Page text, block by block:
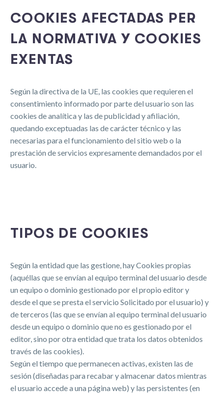
COOKIES AFECTADAS PER
LA NORMATIVA Y COOKIES
EXENTAS
Según la directiva de la UE, las cookies que requieren el
consentimiento informado por parte del usuario son las
cookies de analítica y las de publicidad y afiliación,
quedando exceptuadas las de carácter técnico y las
necesarias para el funcionamiento del sitio web o la
prestación de servicios expresamente demandados por el
usuario.
TIPOS DE COOKIES
Según la entidad que las gestione, hay Cookies propias
(aquéllas que se envían al equipo terminal del usuario desde
un equipo o dominio gestionado por el propio editor y
desde el que se presta el servicio Solicitado por el usuario) y
de terceros (las que se envían al equipo terminal del usuario
desde un equipo o dominio que no es gestionado por el
editor, sino por otra entidad que trata los datos obtenidos
través de las cookies).
Según el tiempo que permanecen activas, existen las de
sesión (diseñadas para recabar y almacenar datos mientras
el usuario accede a una página web) y las persistentes (en